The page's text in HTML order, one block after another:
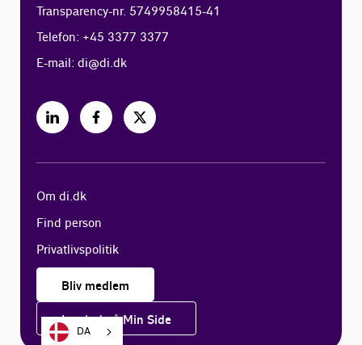
Transparency-nr. 5749958415-41
Telefon: +45 3377 3377
E-mail:di@di.dk
Om di.dk
Find person
Privatlivspolitik
Bliv medlem
Log ind på Min Side
DA